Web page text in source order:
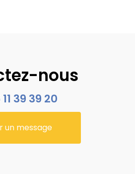
nous
39 39 20
un message